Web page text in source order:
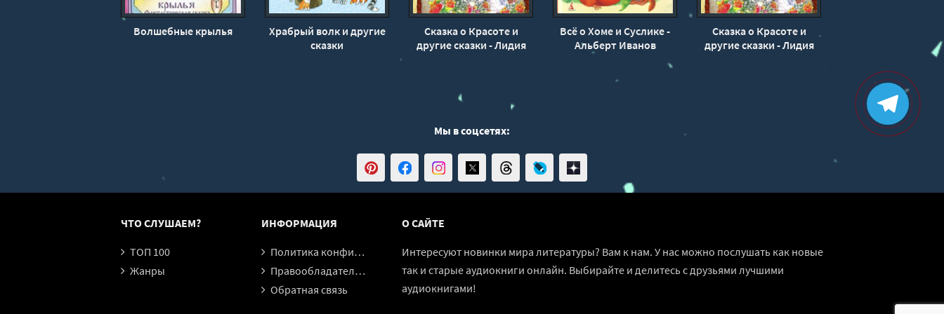
Волшебные крылья
Храбрый волк и другие
сказки
Сказка о Красоте и
другие сказки - Лидия
Всё о Хоме и Суслике -
Альберт Иванов
Сказка о Красоте и
другие сказки - Лидия
Мы в соцсетях:
ЧТО СЛУШАЕМ?
ТОП 100
Жанры
ИНФОРМАЦИЯ
Политика конфиденциальности
Правообладателям
Обратная связь
О САЙТЕ
Интересуют новинки мира литературы? Вам к нам. У нас можно послушать как новые
так и старые аудиокниги онлайн. Выбирайте и делитесь с друзьями лучшими
аудиокнигами!